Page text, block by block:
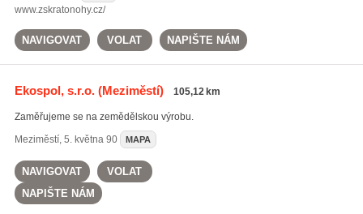
www.zskratonohy.cz/
NAVIGOVAT VOLAT NAPIŠTE NÁM
Ekospol, s.r.o.(Meziměstí) 105,12 km
Zaměřujeme se na zemědělskou výrobu.
Meziměstí, 5. května 90 MAPA
NAVIGOVAT
VOLAT
NAPIŠTE NÁM